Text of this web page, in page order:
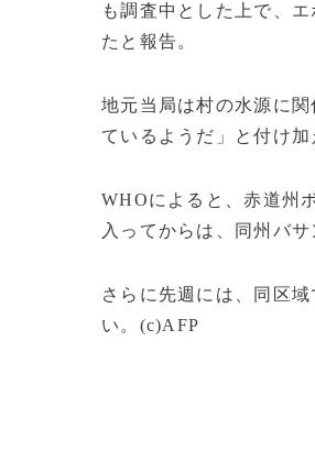
も調査中とした上で、
たと報告。
地元当局は村の水源に
ているようだ」と付け加
WHOによると、赤道州
入ってからは、同州バ
さらに先週には、同区
い。(c)AFP